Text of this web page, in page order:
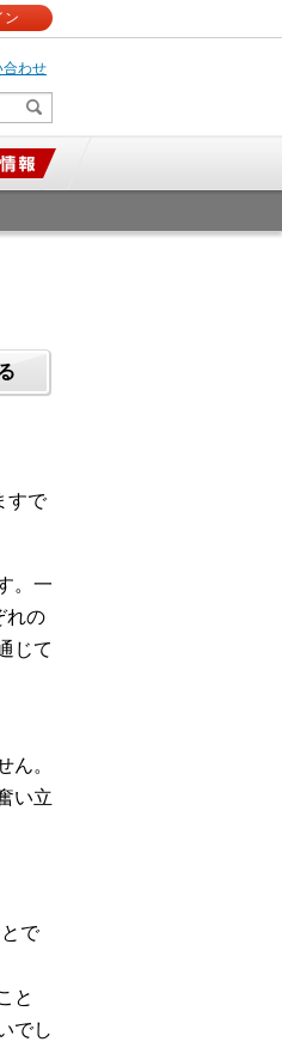
ン
合わせ
すで
。一
れの
じて
ん。
い立
で
と
でし